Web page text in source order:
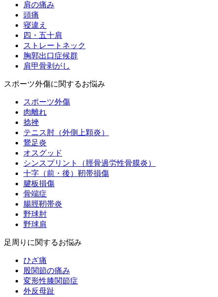
肩の痛み
頭痛
寝違え
四・五十肩
ストレートネック
胸郭出口症候群
肩甲骨剥がし
スポーツ外傷に関するお悩み
スポーツ外傷
肉離れ
捻挫
テニス肘（外側上顆炎）
鵞足炎
オスグッド
シンスプリント（脛骨過労性骨膜炎）
十字（前・後）靭帯損傷
腱板損傷
骨端症
腸脛靭帯炎
野球肘
野球肩
足周りに関するお悩み
ひざ痛
股関節の痛み
変形性膝関節症
外反母趾